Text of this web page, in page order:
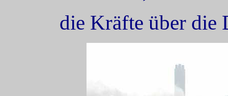
die Kräfte über die